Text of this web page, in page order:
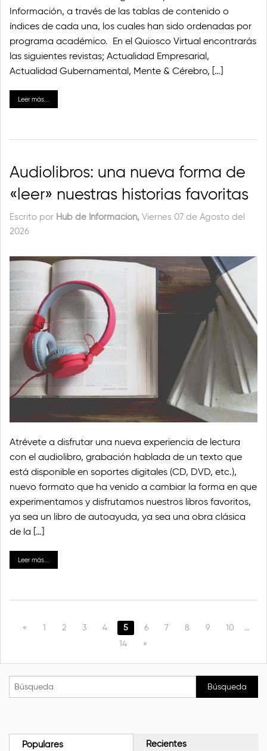
Información, a través de las tablas de contenido o
índices de cada una, los cuales han sido ordenadas por
programa académico. En el Quiosco Virtual encontrarás
las siguientes revistas; Actualidad Empresarial,
Actualidad Gubernamental, Mente & Cérebro, […]
Leer más...
Audiolibros: una nueva forma de
«leer» nuestras historias favoritas
Escrito por Hub de Información, Viernes 07 de Agosto del
2026
Atrévete a disfrutar una nueva experiencia de lectura
con el audiolibro, grabación hablada de un texto que
está disponible en soportes digitales (CD, DVD, etc.),
nuevo formato que ha venido a cambiar la forma en que
experimentamos y disfrutamos nuestros libros favoritos,
ya sea un libro de autoayuda, ya sea una obra clásica
de la […]
Leer más...
« 1 2 3 4 5 6 7 8 9 10
…
14
»
Populares Recientes